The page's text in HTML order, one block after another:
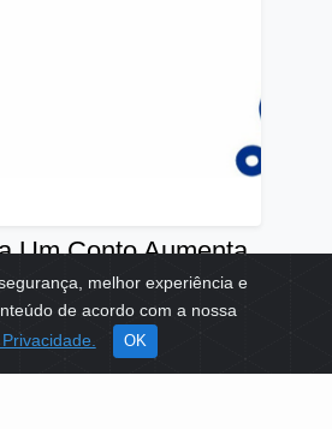
melhor experiência e
de acordo com a nossa
OK
Um Conto Aumenta